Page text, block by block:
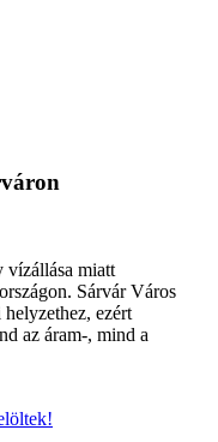
vízállása miatt
Sárvár Város
ezért
az áram-, mind a